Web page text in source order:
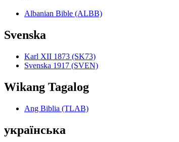
Albanian Bible (ALBB)
Svenska
Karl XII 1873 (SK73)
Svenska 1917 (SVEN)
Wikang Tagalog
Ang Biblia (TLAB)
українська